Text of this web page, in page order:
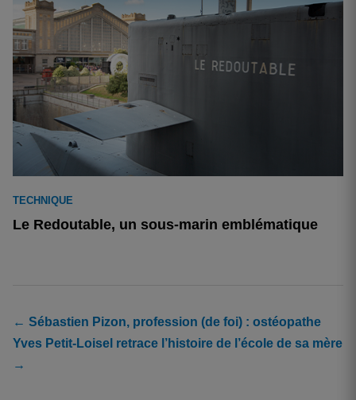
TECHNIQUE
Le Redoutable, un sous-marin emblématique
← Sébastien Pizon, profession (de foi) : ostéopathe
Yves Petit-Loisel retrace l’histoire de l’école de sa mère
→